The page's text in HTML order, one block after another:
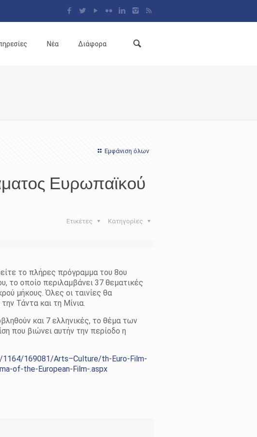
Νέα Διάφορα
Εμφάνιση όλων
Ευρωπαϊκού
Κατηγορίες
Ετικέτες
το πλήρες πρόγραμμα του 8ου
το οποίο περιλαμβάνει 37 θεματικές
μήκους. Όλες οι ταινίες θα
Τάντα και τη Μίνια.
και 7 ελληνικές, το θέμα των
που βιώνει αυτήν την περίοδο η
169081/Arts–Culture/th-Euro-Film-
of-the-European-Film-.aspx